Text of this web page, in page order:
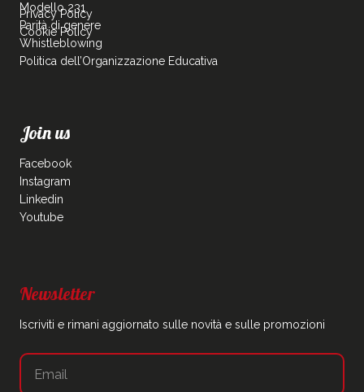
Modello 231
Parità di genere
Whistleblowing
Politica dell’Organizzazione Educativa
Privacy Policy
Cookie Policy
Join us
Facebook
Instagram
Linkedin
Youtube
Newsletter
Iscriviti e rimani aggiornato sulle novità e sulle promozioni